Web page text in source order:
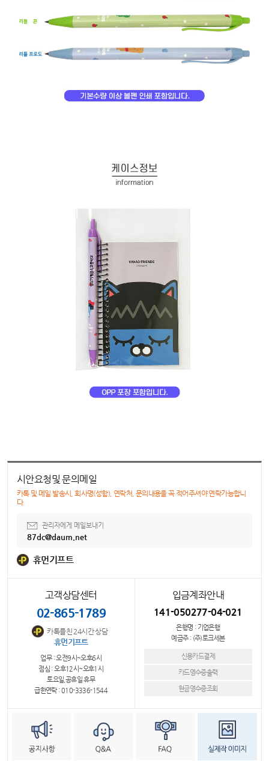
시안요청및 문의메일
카톡 및 메일 발송시, 회사명(성함), 연락처, 문의내용을 꼭 적어주셔야 연락가능합니
다.
관리자에게 메일보내기
87dc@daum.net
휴먼기프트
고객상담센터
02-865-1789
카톡플친 24시간 상담
휴먼기프트
업무 : 오전9시~오후6시
점심 : 오후12시~오후1시
토요일,공휴일 휴무
급한연락 : 010-3336-1544
입금계좌안내
141-050277-04-021
은행명 : 기업은행
예금주 : (주)토크세븐
신용카드결제
카드영수증출력
현금영수증조회